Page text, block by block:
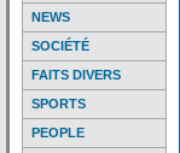
NEWS
SOCIÉTÉ
FAITS DIVERS
SPORTS
PEOPLE